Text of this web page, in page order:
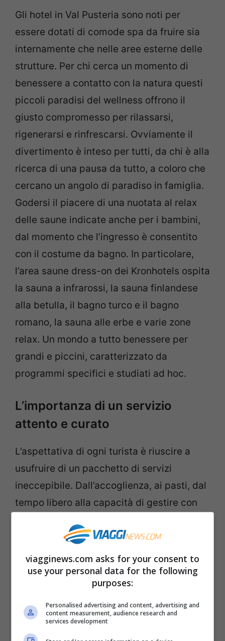
Gli hotel in Val Pusteria sono noti per
essere dotati di comode spa da fruire sia
internamente che nelle aree esterne delle
strutture. Per chi cerca un momento di
benessere a contatto con la natura questi
piccoli paradisi del wellness offrono il
giusto compromesso per rilassarsi,
rigenerarsi e rinfrescarsi. Ovviamente il
divertimento è inteso per tutti, da chi è alla
ricerca di una pausa da tutto, a coloro che
cercano un angolo di paradiso in famiglia.
Godersi il piacere di una nuotata al relax
delle saune indicate anche per i bambini,
dal momento che l’ingresso è consentito
con il costume da bagno. In particolare,
l’area saune dress-on dei Kronhotels ospita
la sauna a infrarossi, la sauna finlandese
alla betulla, il bagno turco e il bagno
romano, la sauna alle erbe e varie zone
relax. Un mondo a tutto benessere per
grandi e piccini, caratterizzato da
programmi specifici e studiati ad hoc.
L’importanza di un servizio
attento e curato
L’aspettativa di ogni turista è riuscire a
usufruire di un pacchetto di servizi
ineccepibile. Dall’accoglienza, ai pasti, dal
tempo libero alla capacità di gestire con
must have di una struttura alberghiera ben
organizzata.
Il piacere di un’alimentazione
sana ed equilibrata
Uno dei punti di forza della Val Pusteria è
viagginews.com asks for your consent to
use your personal data for the following
purposes:
Personalised advertising and content, advertising and
content measurement, audience research and
services development